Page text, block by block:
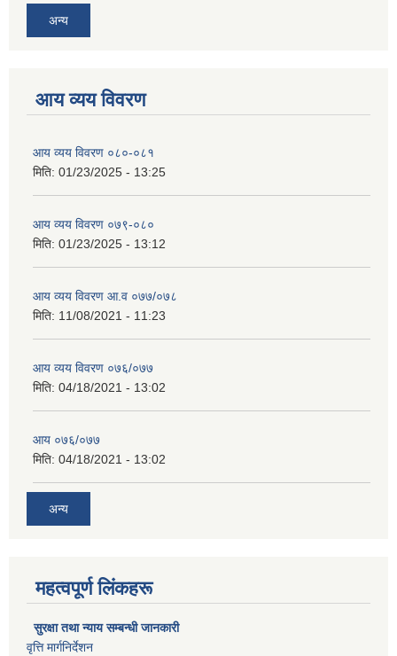
अन्य
आय व्यय विवरण
आय व्यय विवरण ०८०-०८१
मिति: 01/23/2025 - 13:25
आय व्यय विवरण ०७९-०८०
मिति: 01/23/2025 - 13:12
आय व्यय विवरण आ.व ०७७/०७८
मिति: 11/08/2021 - 11:23
आय व्यय विवरण ०७६/०७७
मिति: 04/18/2021 - 13:02
आय ०७६/०७७
मिति: 04/18/2021 - 13:02
अन्य
महत्वपूर्ण लिंकहरू
सुरक्षा तथा न्याय सम्बन्धी जानकारी
वृत्ति मार्गनिर्देशन